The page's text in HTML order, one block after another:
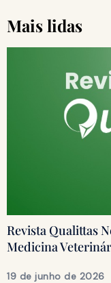
Mais lidas
Revista Qualittas
Medicina
19 de junho de 2026